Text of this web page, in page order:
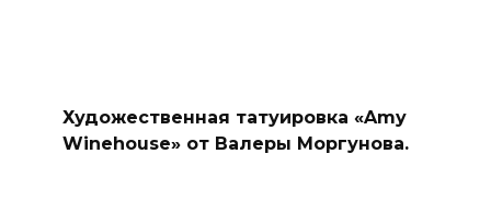
Художественная татуировка «Amy
Winehouse» от Валеры Моргунова.